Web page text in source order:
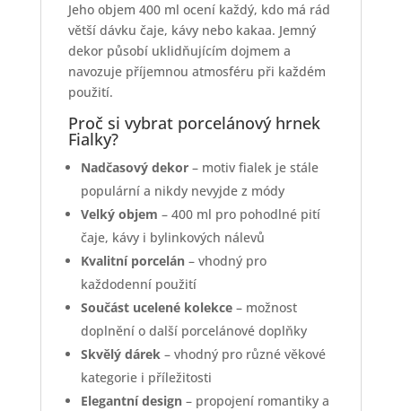
Jeho objem 400 ml ocení každý, kdo má rád
větší dávku čaje, kávy nebo kakaa. Jemný
dekor působí uklidňujícím dojmem a
navozuje příjemnou atmosféru při každém
použití.
Proč si vybrat porcelánový hrnek
Fialky?
Nadčasový dekor– motiv fialek je stále
populární a nikdy nevyjde z módy
Velký objem – 400 ml pro pohodlné pití
čaje, kávy i bylinkových nálevů
Kvalitní porcelán– vhodný pro
každodenní použití
Součást ucelené kolekce– možnost
doplnění o další porcelánové doplňky
Skvělý dárek– vhodný pro různé věkové
kategorie i příležitosti
Elegantní design– propojení romantiky a